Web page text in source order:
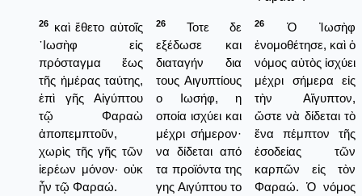
26
καὶ ἔθετο αὐτοῖς
᾿Ιωσὴφ εἰς
πρόσταγμα ἕως
τῆς ἡμέρας ταύτης,
ἐπὶ γῆς Αἰγύπτου
τῷ Φαραὼ
ἀποπεμπτοῦν,
χωρὶς τῆς γῆς τῶν
ἱερέων μόνον· οὐκ
ἦν τῷ Φαραώ.
26
Τοτε δε
εξέδωσε και
διαταγήν δια
τους Αιγυπτίους
ο Ιωσήφ, η
οποία ισχύει και
μέχρι σήμερον·
να δίδεται από
τα προϊόντα της
γης Αιγύπτου το
26
Ὁ Ἰωσὴφ
ἐνομοθέτησε, καὶ ὁ
νόμος αὐτὸς ἰσχύει
μέχρι σήμερα εἰς
τὴν Αἴγυπτον,
ὥστε νὰ δίδεται τὸ
ἕνα πέμπτον τῆς
ἐσοδείας τῶν
καρπῶν εἰς τὸν
Φαραώ. Ὁ νόμος